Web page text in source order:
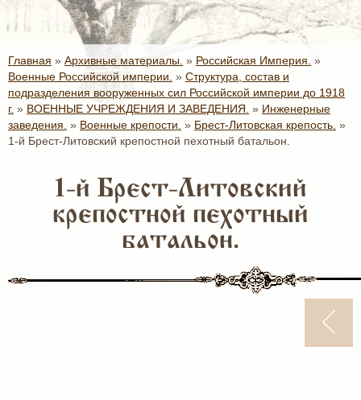
Главная » Архивные материалы. » Российская Империя. »
Военные Российской империи. » Структура, состав и
подразделения вооруженных сил Российской империи до 1918
г. » ВОЕННЫЕ УЧРЕЖДЕНИЯ И ЗАВЕДЕНИЯ. » Инженерные
заведения. » Военные крепости. » Брест-Литовская крепость. »
1-й Брест-Литовский крепостной пехотный батальон.
1-й Брест-Литовский
крепостной пехотный
батальон.